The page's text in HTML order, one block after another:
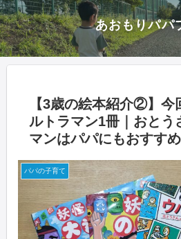
あおもりパパ
【3歳の絵本紹介②】今
ルトラマン1冊｜おとう
マンはパパにもおすすめ
パパの子育て